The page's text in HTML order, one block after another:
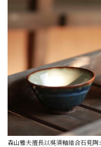
森山雅夫擅長以吳須釉結合石見陶